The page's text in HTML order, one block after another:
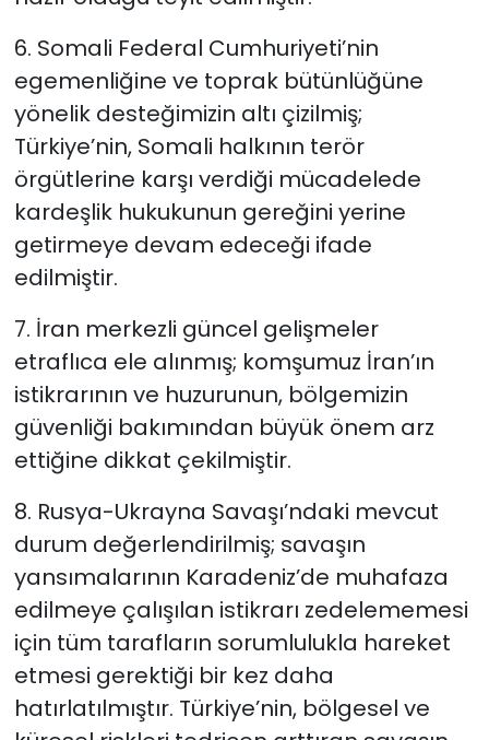
6. Somali Federal Cumhuriyeti’nin
egemenliğine ve toprak bütünlüğüne
yönelik desteğimizin altı çizilmiş;
Türkiye’nin, Somali halkının terör
örgütlerine karşı verdiği mücadelede
kardeşlik hukukunun gereğini yerine
getirmeye devam edeceği ifade
edilmiştir.
7. İran merkezli güncel gelişmeler
etraflıca ele alınmış; komşumuz İran’ın
istikrarının ve huzurunun, bölgemizin
güvenliği bakımından büyük önem arz
ettiğine dikkat çekilmiştir.
8. Rusya-Ukrayna Savaşı’ndaki mevcut
durum değerlendirilmiş; savaşın
yansımalarının Karadeniz’de muhafaza
edilmeye çalışılan istikrarı zedelememesi
için tüm tarafların sorumlulukla hareket
etmesi gerektiği bir kez daha
hatırlatılmıştır. Türkiye’nin, bölgesel ve